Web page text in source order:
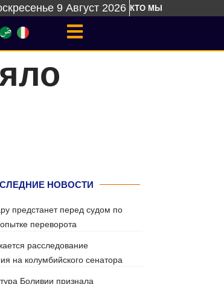
9 Август 2026 КТО МЫ
НОВОСТИ
предстанет перед судом по
переворота
расследование
на колумбийского сенатора
Боливии признала